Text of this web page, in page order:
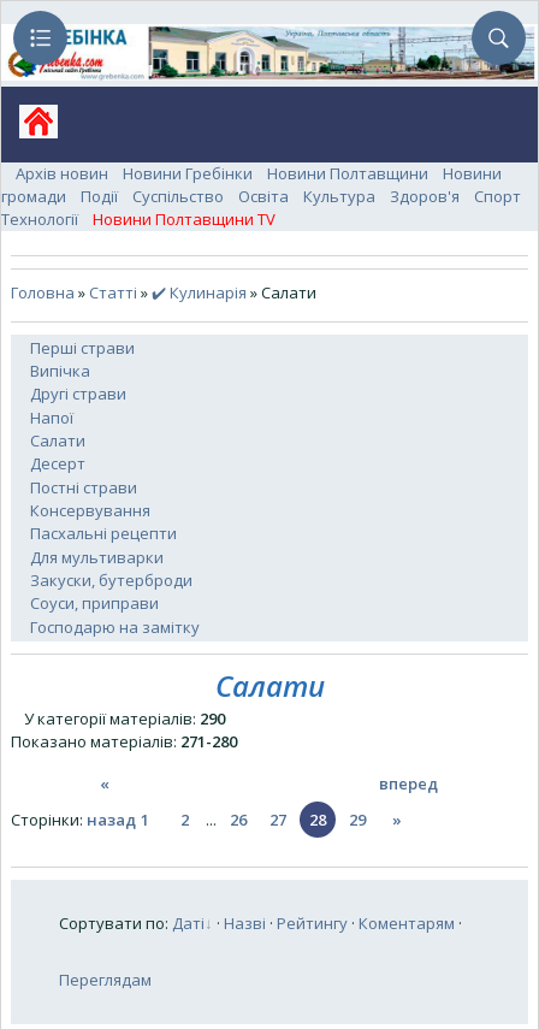
Архів новин Новини Гребінки Новини Полтавщини
Новини
громади
Події Суспільство Освіта Культура Здоров'я
Спорт
Технології
Новини Полтавщини TV
Головна » Статті »✔️ Кулинарія » Салати
Перші страви
Випічка
Другі страви
Напої
Салати
Десерт
Постні страви
Консервування
Пасхальні рецепти
Для мультиварки
Закуски, бутерброди
Соуси, приправи
Господарю на замітку
Салати
У категорії матеріалів: 290
Показано матеріалів: 271-280
Сторінки:
«
назад 1 2 ... 26 27 28 29
вперед
»
Сортувати по: Даті · Назві · Рейтингу · Коментарям ·
Переглядам